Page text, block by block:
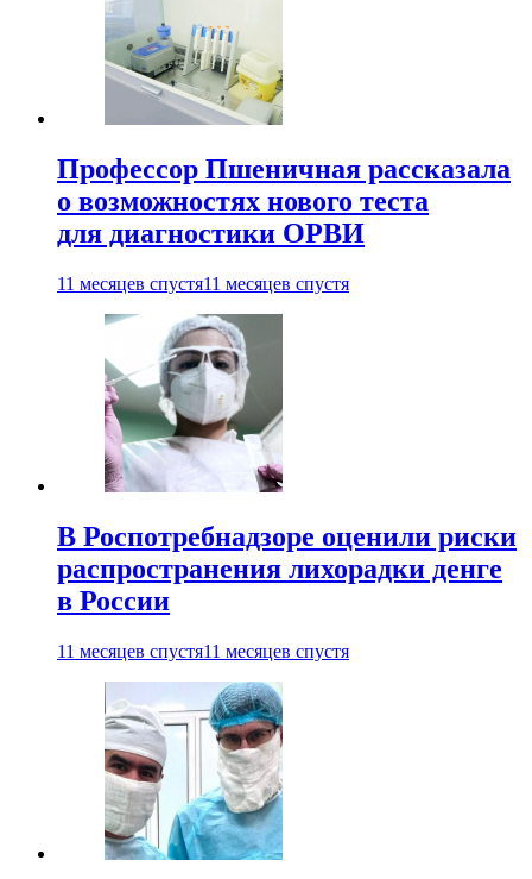
Профессор Пшеничная рассказала
о возможностях нового теста
для диагностики ОРВИ
11 месяцев спустя11 месяцев спустя
В Роспотребнадзоре оценили риски
распространения лихорадки денге
в России
11 месяцев спустя11 месяцев спустя